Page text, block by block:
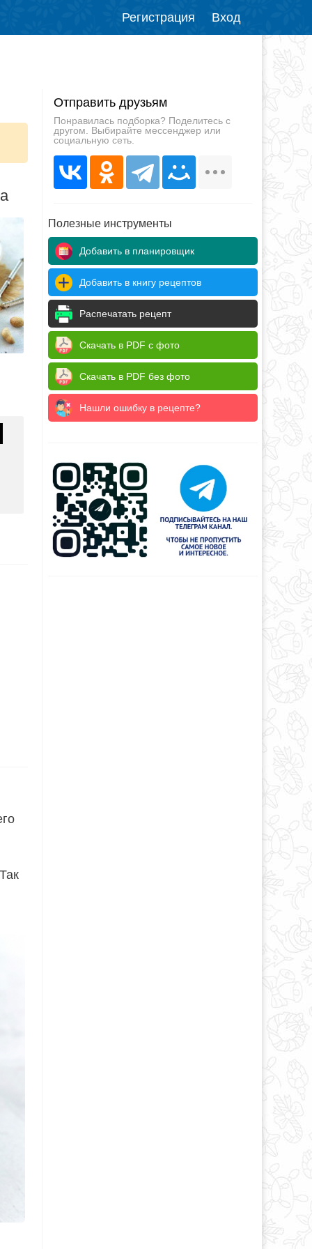
Регистрация Вход
Отправить друзьям
Понравилась подборка? Поделитесь с
другом. Выбирайте мессенджер или
социальную сеть.
Полезные инструменты
Добавить в планировщик
Добавить в книгу рецептов
Распечатать рецепт
Скачать в PDF с фото
Скачать в PDF без фото
Нашли ошибку в рецепте?